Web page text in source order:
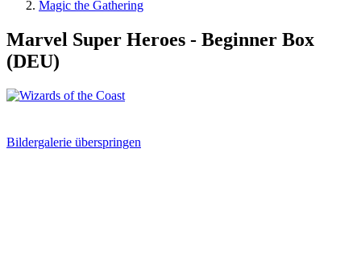
Magic the Gathering
Marvel Super Heroes - Beginner Box
(DEU)
Bildergalerie überspringen